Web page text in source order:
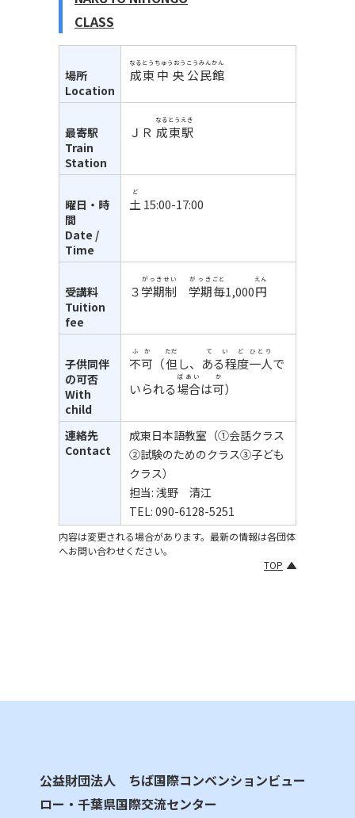
CLASS
場所
Location
成東
なるとう
中央
ちゅうおう
公民館
こうみんかん
最寄駅
Train
Station
ＪＲ 成東
なるとう
駅
えき
曜日・時
間
Date /
Time
土
ど
15:00-17:00
受講料
Tuition
fee
３学期制
がっきせい
学期
がっき
毎
ごと
1,000円
えん
子供同伴
の可否
With
child
不可
ふか
（但
ただ
し、 ある程度
ていど
一人
ひとり
で
いられる場合
ばあい
は可
か
）
連絡先
Contact
成東日本語教室（①会話クラス
②試験のためのクラス③子ども
クラス）
担当: 浅野 清江
TEL: 090-6128-5251
内容は変更される場合があります。最新の情報は各団体
へお問い合わせください。
TOP
公益財団法人 ちば国際コンベンションビュー
ロー・千葉県国際交流センター